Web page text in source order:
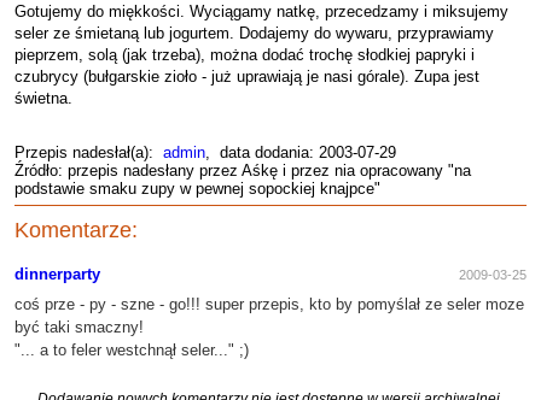
Gotujemy do miękkości. Wyciągamy natkę, przecedzamy i miksujemy
seler ze śmietaną lub jogurtem. Dodajemy do wywaru, przyprawiamy
pieprzem, solą (jak trzeba), można dodać trochę słodkiej papryki i
czubrycy (bułgarskie zioło - już uprawiają je nasi górale). Zupa jest
świetna.
Przepis nadesłał(a): admin, data dodania: 2003-07-29
Źródło: przepis nadesłany przez Aśkę i przez nia opracowany "na
podstawie smaku zupy w pewnej sopockiej knajpce"
Komentarze:
dinnerparty 2009-03-25
coś prze - py - szne - go!!! super przepis, kto by pomyślał ze seler moze
być taki smaczny!
"... a to feler westchnął seler..." ;)